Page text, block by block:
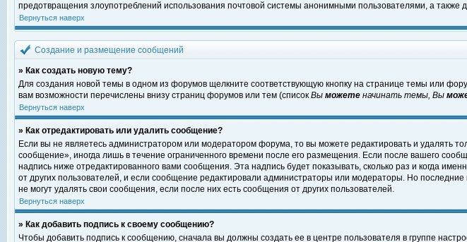
предотвращения злоупотреблений использования почтовой системы анонимными пользователями, а также
Вернуться наверх
Создание и размещение сообщений
» Как создать новую тему?
Для создания новой темы в одном из форумов щелкните соответствующую кнопку на странице темы или
вам возможности перечислены внизу страниц форумов или тем (список Вы можете начинать темы, Вы
Вернуться наверх
» Как отредактировать или удалить сообщение?
Если вы не являетесь администратором или модератором форума, то вы можете редактировать и удалять
сообщение», иногда лишь в течение ограниченного времени после его размещения. Если после вашего
надпись ниже отредактированного вами сообщения. Эта надпись будет показывать, сколько раз и когда
от других пользователей, и если сообщение редактировали администраторы или модераторы. Но
не могут удалять свои сообщения, если после них есть сообщения от других пользователей.
Вернуться наверх
» Как добавить подпись к своему сообщению?
Чтобы добавить подпись к сообщению, сначала вы должны создать ее в центре пользователя в группе